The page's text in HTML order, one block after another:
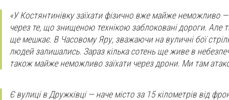
«У Костянтинівку заїхати фізично вже майже неможливо —
через те, що знищеною технікою заблоковані дороги. Але
ще мешкає. В Часовому Яру, зважаючи на вуличні бої
людей залишались. Зараз кілька сотень ще живе в
також майже неможливо заїхати через дрони. Ми там
Є вулиці в Дружківці — наче місто за 15 кілометрів від